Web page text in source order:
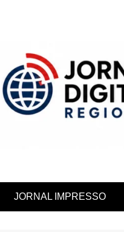
JORNAL IMPRESSO